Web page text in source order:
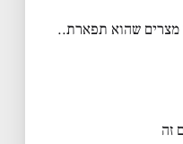
מצרים שהוא תפארת..
זה